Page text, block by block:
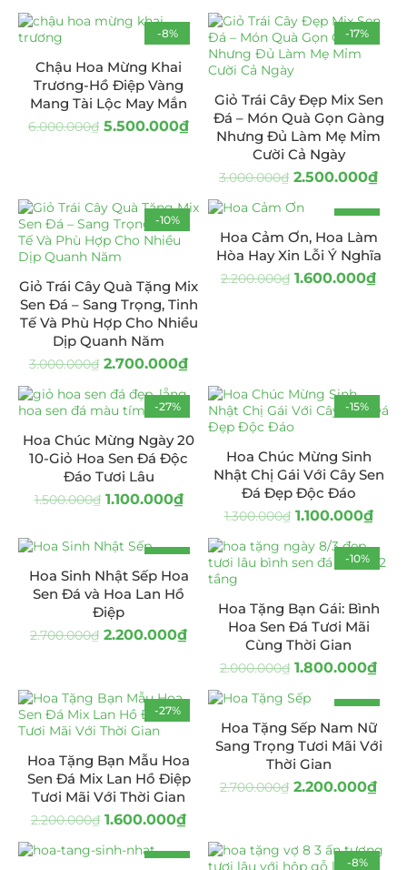
-8%
Chậu Hoa Mừng Khai
Trương-Hồ Điệp Vàng
Mang Tài Lộc May Mắn
6.000.000₫ 5.500.000₫
-17%
Giỏ Trái Cây Đẹp Mix Sen
Đá – Món Quà Gọn Gàng
Nhưng Đủ Làm Mẹ Mỉm
Cười Cả Ngày
3.000.000₫ 2.500.000₫
-10%
Giỏ Trái Cây Quà Tặng Mix
Sen Đá – Sang Trọng, Tinh
Tế Và Phù Hợp Cho Nhiều
Dịp Quanh Năm
3.000.000₫ 2.700.000₫
-27%
Hoa Cảm Ơn, Hoa Làm
Hòa Hay Xin Lỗi Ý Nghĩa
2.200.000₫ 1.600.000₫
-27%
Hoa Chúc Mừng Ngày 20
10-Giỏ Hoa Sen Đá Độc
Đáo Tươi Lâu
1.500.000₫ 1.100.000₫
-15%
Hoa Chúc Mừng Sinh
Nhật Chị Gái Với Cây Sen
Đá Đẹp Độc Đáo
1.300.000₫ 1.100.000₫
-19%
Hoa Sinh Nhật Sếp Hoa
Sen Đá và Hoa Lan Hồ
Điệp
2.700.000₫ 2.200.000₫
-10%
Hoa Tặng Bạn Gái: Bình
Hoa Sen Đá Tươi Mãi
Cùng Thời Gian
2.000.000₫ 1.800.000₫
-27%
Hoa Tặng Bạn Mẫu Hoa
Sen Đá Mix Lan Hồ Điệp
Tươi Mãi Với Thời Gian
2.200.000₫ 1.600.000₫
-19%
Hoa Tặng Sếp Nam Nữ
Sang Trọng Tươi Mãi Với
Thời Gian
2.700.000₫ 2.200.000₫
-27% -8%